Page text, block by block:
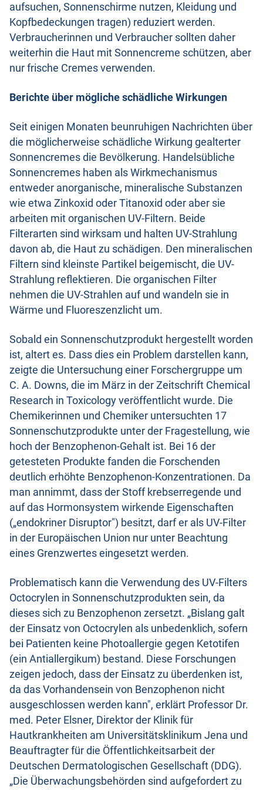
aufsuchen, Sonnenschirme nutzen, Kleidung und
Kopfbedeckungen tragen) reduziert werden.
Verbraucherinnen und Verbraucher sollten daher
weiterhin die Haut mit Sonnencreme schützen, aber
nur frische Cremes verwenden.
Berichte über mögliche schädliche Wirkungen
Seit einigen Monaten beunruhigen Nachrichten über
die möglicherweise schädliche Wirkung gealterter
Sonnencremes die Bevölkerung. Handelsübliche
Sonnencremes haben als Wirkmechanismus
entweder anorganische, mineralische Substanzen
wie etwa Zinkoxid oder Titanoxid oder aber sie
arbeiten mit organischen UV-Filtern. Beide
Filterarten sind wirksam und halten UV-Strahlung
davon ab, die Haut zu schädigen. Den mineralischen
Filtern sind kleinste Partikel beigemischt, die UV-
Strahlung reflektieren. Die organischen Filter
nehmen die UV-Strahlen auf und wandeln sie in
Wärme und Fluoreszenzlicht um.
Sobald ein Sonnenschutzprodukt hergestellt worden
ist, altert es. Dass dies ein Problem darstellen kann,
zeigte die Untersuchung einer Forschergruppe um
C. A. Downs, die im März in der Zeitschrift Chemical
Research in Toxicology veröffentlicht wurde. Die
Chemikerinnen und Chemiker untersuchten 17
Sonnenschutzprodukte unter der Fragestellung, wie
hoch der Benzophenon-Gehalt ist. Bei 16 der
getesteten Produkte fanden die Forschenden
deutlich erhöhte Benzophenon-Konzentrationen. Da
man annimmt, dass der Stoff krebserregende und
auf das Hormonsystem wirkende Eigenschaften
(„endokriner Disruptor") besitzt, darf er als UV-Filter
in der Europäischen Union nur unter Beachtung
eines Grenzwertes eingesetzt werden.
Problematisch kann die Verwendung des UV-Filters
Octocrylen in Sonnenschutzprodukten sein, da
dieses sich zu Benzophenon zersetzt. „Bislang galt
der Einsatz von Octocrylen als unbedenklich, sofern
bei Patienten keine Photoallergie gegen Ketotifen
(ein Antiallergikum) bestand. Diese Forschungen
zeigen jedoch, dass der Einsatz zu überdenken ist,
da das Vorhandensein von Benzophenon nicht
ausgeschlossen werden kann", erklärt Professor Dr.
med. Peter Elsner, Direktor der Klinik für
Hautkrankheiten am Universitätsklinikum Jena und
Beauftragter für die Öffentlichkeitsarbeit der
Deutschen Dermatologischen Gesellschaft (DDG).
„Die Überwachungsbehörden sind aufgefordert zu